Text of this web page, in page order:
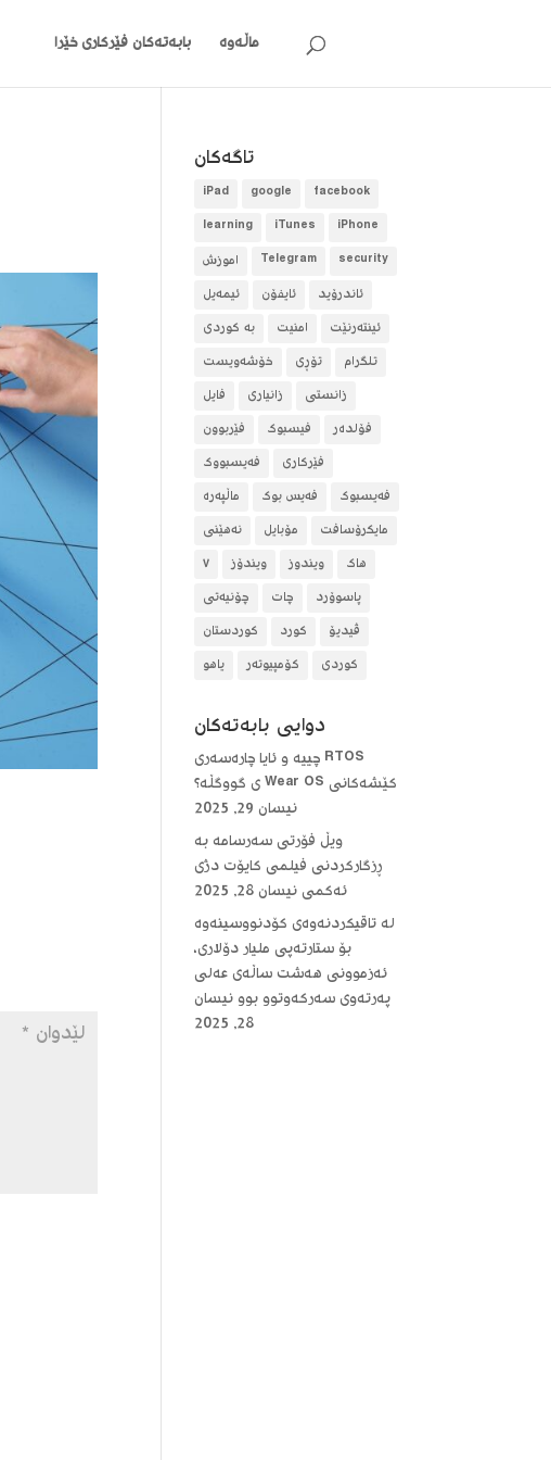
ماڵەوە بابەتەکان فێرکاری خێرا
تاگه‌كان
facebook
google
iPad
iPhone
iTunes
learning
security
Telegram
آموزش
ئاندرۆید
ئایفۆن
ئیمەیل
ئینتەرنێت
امنیت
بە کوردی
تلگرام
تۆڕی
خۆشەویست
زانستی
زانیاری
فایل
فۆلده‌ر
فیسبوک
فێربوون
فێرکاری
فەیسبووک
فەیسبوک
فەیس بوک
ماڵپەرە
مایکرۆسافت
مۆبایل
نەهێنی
هاک
ویندوز ویندۆز
٧
پاسوۆرد
چات
چۆنیەتی
ڤیدیۆ
کورد
کوردستان
کوردی
کۆمپیوتەر یاهو
دوایی بابه‌ته‌كان
RTOS چییە و ئایا چارەسەری
کێشەکانی Wear OS ی گووگڵە؟
نیسان 29, 2025
ویڵ فۆرتی سەرسامە بە
ڕزگارکردنی فیلمی کایۆت دژی
ئەکمی نیسان 28, 2025
لە تاقیکردنەوەی کۆدنووسینەوە
بۆ ستارتەپی ملیار دۆلاری،
ئەزموونی هەشت ساڵەی عەلی
پەرتەوی سەرکەوتوو بوو نیسان
28, 2025